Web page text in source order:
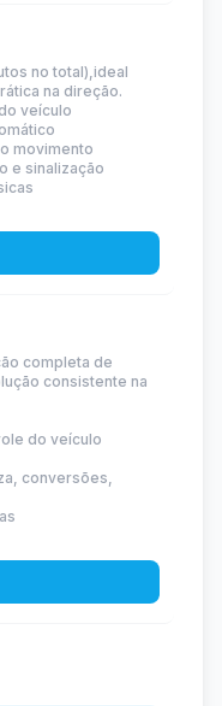
no total),ideal
na direção.
veículo
movimento
e sinalização
completa de
consistente na
do veículo
conversões,